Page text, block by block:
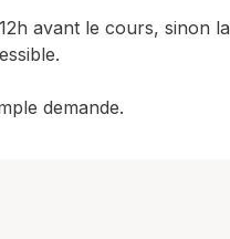
avant le cours, sinon la
demande.